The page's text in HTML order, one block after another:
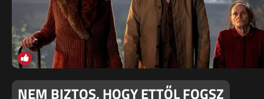
NEM BIZTOS, HOGY ETTŐL FOGSZ